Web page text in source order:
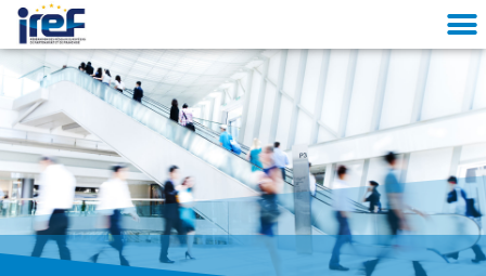
Cookies management panel